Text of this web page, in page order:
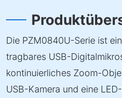
Die PZM0840U-Serie ist
tragbares USB-
kontinuierliches Zoom-
USB-Kamera und eine